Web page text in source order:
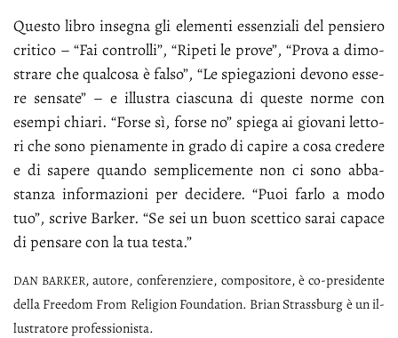
Que­sto li­bro in­se­gna gli ele­men­ti es­sen­zia­li del pen­sie­ro
cri­ti­co – “Fai con­trol­li”, “Ri­pe­ti le pro­ve”, “Pro­va a di­mo­
stra­re che qual­co­sa è fal­so”, “Le spie­ga­zio­ni de­vo­no es­se­
re sen­sa­te” – e il­lu­stra cia­scu­na di que­ste nor­me con
esem­pi chia­ri. “For­se sì, for­se no” spie­ga ai gio­va­ni let­to­
ri che so­no pie­na­men­te in gra­do di ca­pi­re a co­sa cre­de­re
e di sa­pe­re quan­do sem­pli­ce­men­te non ci so­no ab­ba­
stan­za in­for­ma­zio­ni per de­ci­de­re. “Puoi far­lo a mo­do
tuo”, scri­ve Bar­ker. “Se sei un buon scet­ti­co sa­rai ca­pa­ce
di pen­sa­re con la tua te­sta.”
DAN BAR­KER, au­to­re, con­fe­ren­zie­re, com­po­si­to­re, è co-pre­si­den­te
del­la Free­dom From Re­li­gion Foun­da­tion. Brian Stras­sburg è un il­
lu­stra­to­re pro­fes­sio­ni­sta.